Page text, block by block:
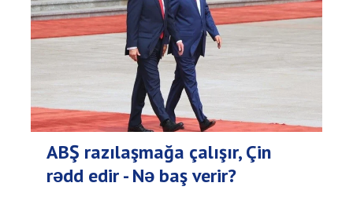
ABŞ razılaşmağa çalışır, Çin
rədd edir - Nə baş verir?